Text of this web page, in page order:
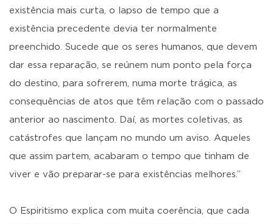
existência mais curta, o lapso de tempo que a
existência precedente devia ter normalmente
preenchido. Sucede que os seres humanos, que devem
dar essa reparação, se reúnem num ponto pela força
do destino, para sofrerem, numa morte trágica, as
consequências de atos que têm relação com o passado
anterior ao nascimento. Daí, as mortes coletivas, as
catástrofes que lançam no mundo um aviso. Aqueles
que assim partem, acabaram o tempo que tinham de
viver e vão preparar-se para existências melhores.”
O Espiritismo explica com muita coerência, que cada